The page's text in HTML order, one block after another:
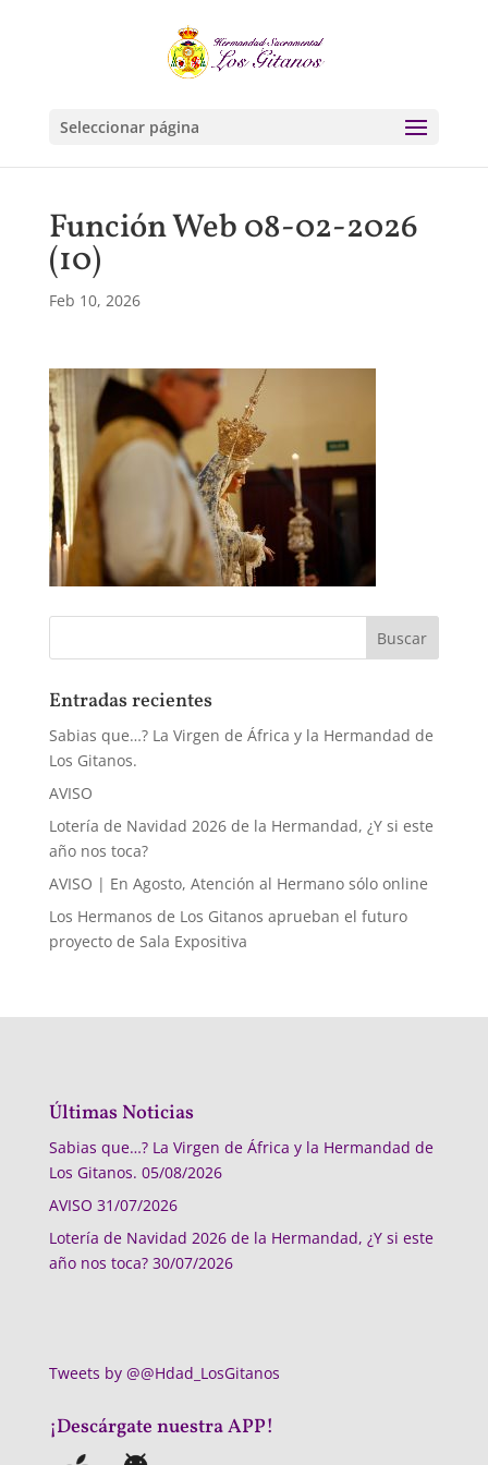
Seleccionar página
Función Web 08-02-2026
(10)
Feb 10, 2026
Entradas recientes
Sabias que…? La Virgen de África y la Hermandad de
Los Gitanos.
AVISO
Lotería de Navidad 2026 de la Hermandad, ¿Y si este
año nos toca?
AVISO | En Agosto, Atención al Hermano sólo online
Los Hermanos de Los Gitanos aprueban el futuro
proyecto de Sala Expositiva
Últimas Noticias
Sabias que…? La Virgen de África y la Hermandad de
Los Gitanos. 05/08/2026
AVISO 31/07/2026
Lotería de Navidad 2026 de la Hermandad, ¿Y si este
año nos toca? 30/07/2026
Tweets by @@Hdad_LosGitanos
¡Descárgate nuestra APP!